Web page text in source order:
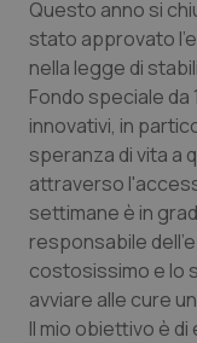
Toscana
Umbria
Valle D’Aosta
Veneto
Obesità
Oftalmologia
Oncologia &
Psoriasi &
Questo anno si
stato approvato
nella legge di
Fondo speciale da
innovativi, in
speranza di vita a
attraverso
settimane è in
responsabile
costosissimo e lo
avviare alle cure
Il mio obiettivo è